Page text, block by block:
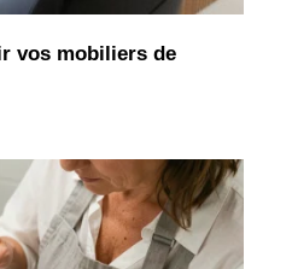
vos mobiliers de